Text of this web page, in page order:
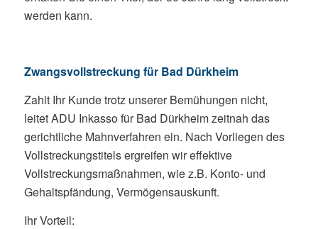
werden kann.
Zwangsvollstreckung für Bad Dürkheim
Zahlt Ihr Kunde trotz unserer Bemühungen nicht,
leitet ADU Inkasso für Bad Dürkheim zeitnah das
gerichtliche Mahnverfahren ein. Nach Vorliegen des
Vollstreckungstitels ergreifen wir effektive
Vollstreckungsmaßnahmen, wie z.B. Konto- und
Gehaltspfändung, Vermögensauskunft.
Ihr Vorteil: